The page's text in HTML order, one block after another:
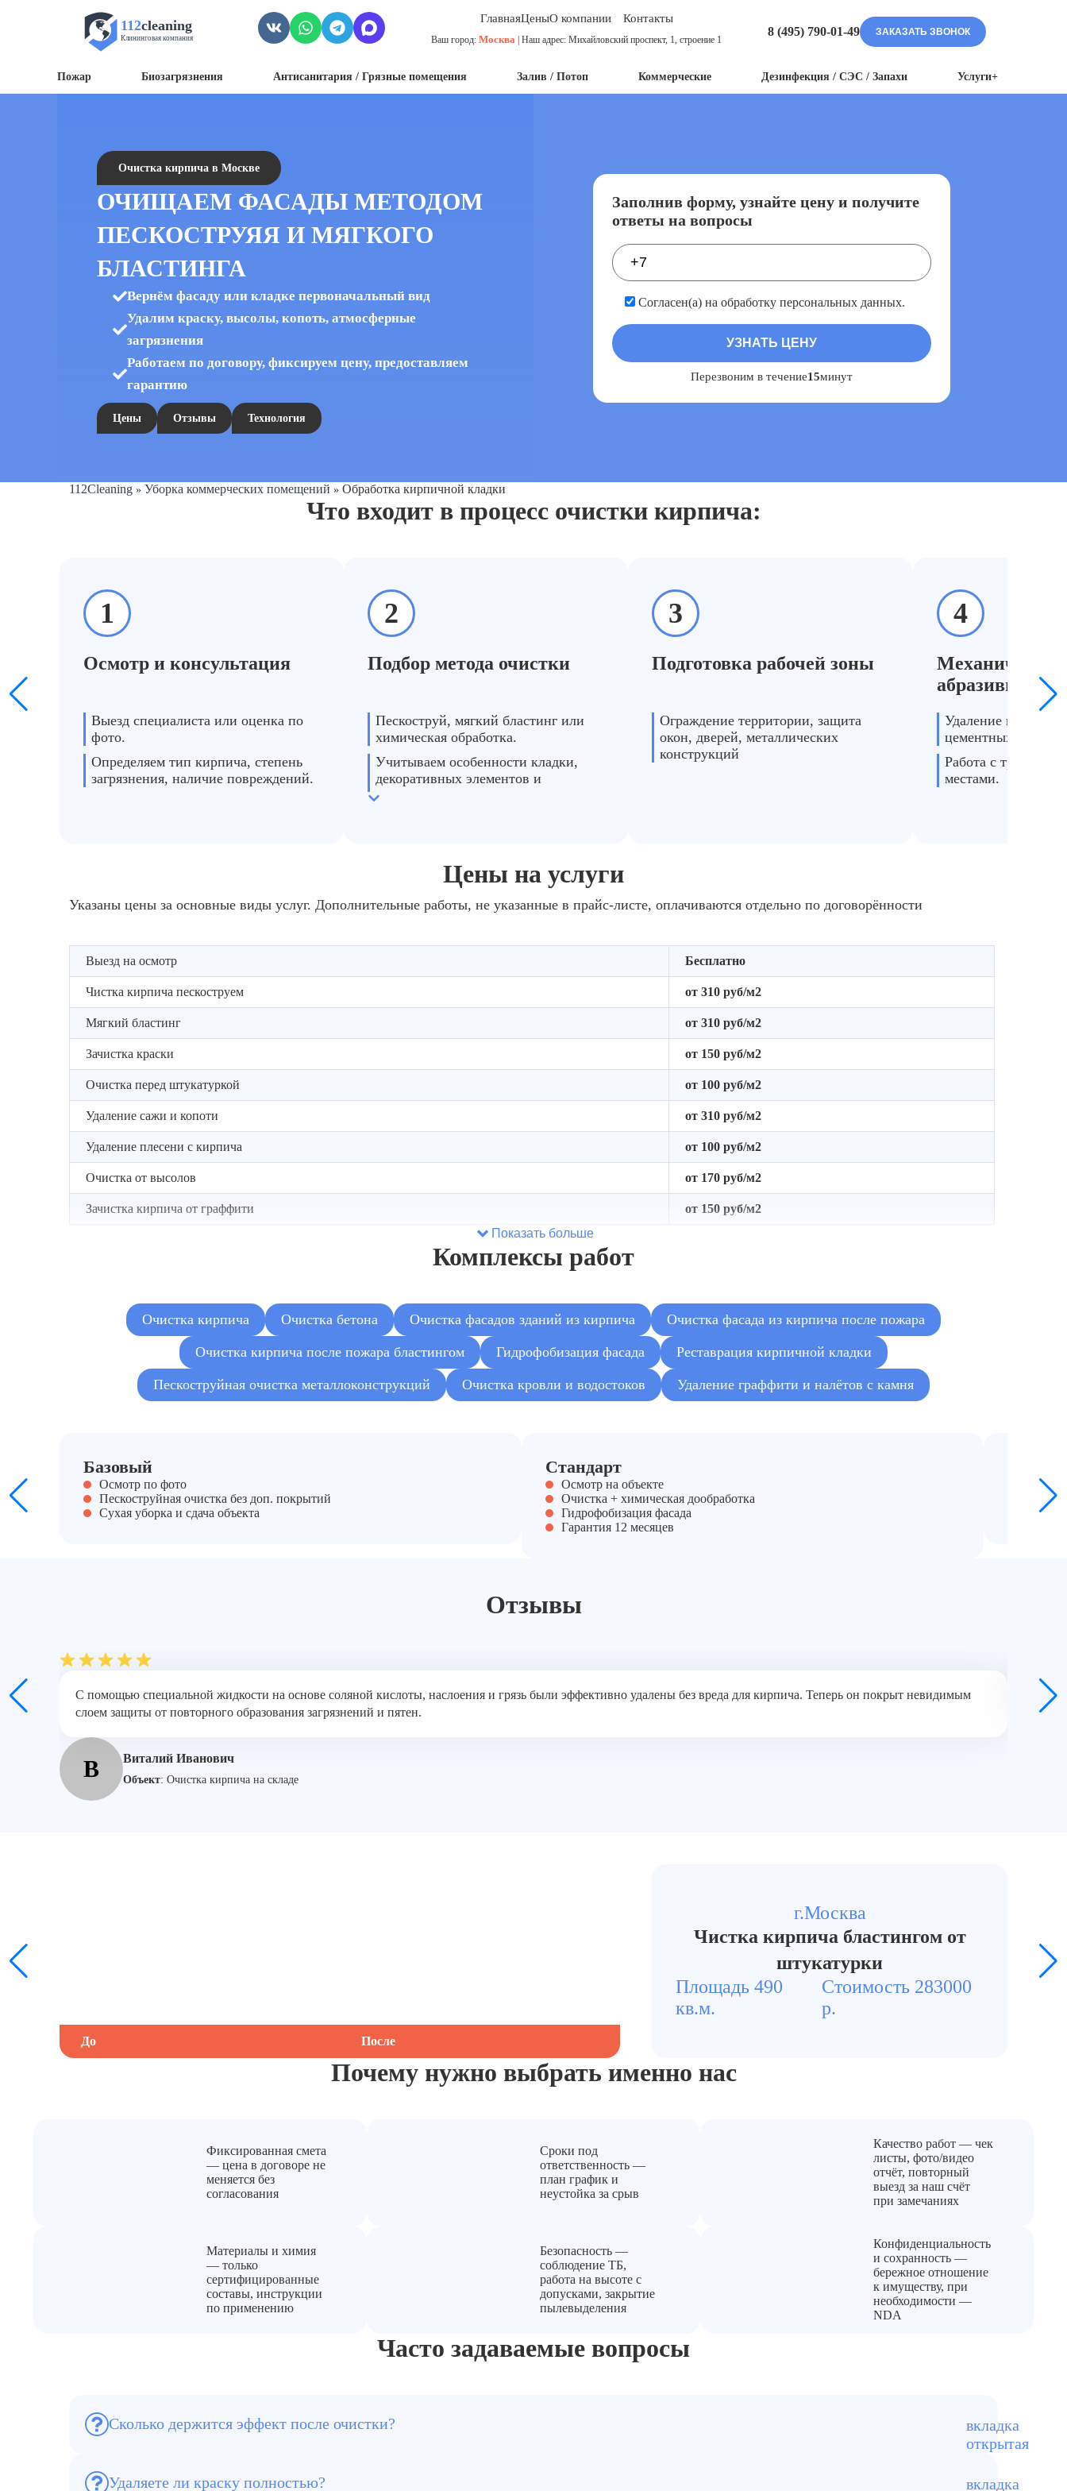
112cleaning
Клининговая компания
ГлавнаяЦеныО компании Контакты
Ваш город: Москва | Наш адрес: Михайловский проспект, 1, строение 1
8 (495) 790-01-49 ЗАКАЗАТЬ ЗВОНОК
Пожар Биозагрязнения Антисанитария / Грязные помещения Залив / Потоп Коммерческие Дезинфекция / СЭС / Запахи Услуги+
Очистка кирпича в Москве
ОЧИЩАЕМ ФАСАДЫ МЕТОДОМ
ПЕСКОСТРУЯЯ И МЯГКОГО
БЛАСТИНГА
Вернём фасаду или кладке первоначальный вид
Удалим краску, высолы, копоть, атмосферные
загрязнения
Работаем по договору, фиксируем цену, предоставляем
гарантию
Цены Отзывы Технология
Заполнив форму, узнайте цену и получите
ответы на вопросы
Согласен(а) на обработку персональных данных.
Перезвоним в течение15минут
112Cleaning » Уборка коммерческих помещений » Обработка кирпичной кладки
Что входит в процесс очистки кирпича:
1
Осмотр и консультация
Выезд специалиста или оценка по
фото.
Определяем тип кирпича, степень
загрязнения, наличие повреждений.
2
Подбор метода очистки
Пескоструй, мягкий бластинг или
химическая обработка.
Учитываем особенности кладки,
декоративных элементов и
пожелания клиента.
3
Подготовка рабочей зоны
Ограждение территории, защита
окон, дверей, металлических
конструкций
4
абразивная
Удаление краски,
цементных
Работа с
местами.
Цены на услуги
Указаны цены за основные виды услуг. Дополнительные работы, не указанные в прайс-листе, оплачиваются отдельно по договорённости
Выезд на осмотр Бесплатно
Чистка кирпича пескоструем от 310 руб/м2
Мягкий бластинг от 310 руб/м2
Зачистка краски от 150 руб/м2
Очистка перед штукатуркой от 100 руб/м2
Удаление сажи и копоти от 310 руб/м2
Удаление плесени с кирпича от 100 руб/м2
Очистка от высолов от 170 руб/м2
Зачистка кирпича от граффити
от 150 руб/м2
Показать больше
Комплексы работ
Очистка кирпича Очистка бетона Очистка фасадов зданий из кирпича Очистка фасада из кирпича после пожара
Очистка кирпича после пожара бластингом Гидрофобизация фасада Реставрация кирпичной кладки
Пескоструйная очистка металлоконструкций Очистка кровли и водостоков Удаление граффити и налётов с камня
Базовый
Осмотр по фото
Пескоструйная очистка без доп. покрытий
Сухая уборка и сдача объекта
Стандарт
Осмотр на объекте
Очистка + химическая дообработка
Гидрофобизация фасада
Гарантия 12 месяцев
Отзывы
С помощью специальной жидкости на основе соляной кислоты, наслоения и грязь были эффективно удалены без вреда для кирпича. Теперь он покрыт невидимым
слоем защиты от повторного образования загрязнений и пятен.
В Виталий Иванович
Объект: Очистка кирпича на складе
До После
г.Москва
Чистка кирпича бластингом от
штукатурки
Площадь 490
кв.м.
Стоимость 283000
р.
Почему нужно выбрать именно нас
Фиксированная смета
— цена в договоре не
меняется без
согласования
Сроки под
ответственность —
план график и
неустойка за срыв
Качество работ — чек
листы, фото/видео
отчёт, повторный
выезд за наш счёт
при замечаниях
Материалы и химия
— только
сертифицированные
составы, инструкции
по применению
Безопасность —
соблюдение ТБ,
работа на высоте с
допусками, закрытие
пылевыделения
Конфиденциальность
и сохранность —
бережное отношение
к имуществу, при
необходимости —
NDA
Часто задаваемые вопросы
Сколько держится эффект после очистки?
В среднем 3–5 лет, при гидрофобизации — до 10 лет.
Удаляете ли краску полностью?